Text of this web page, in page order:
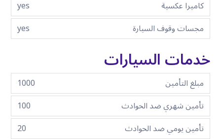
كاميرا عكسية
yes
مجسات وقوف السيارة
yes
خدمات السيارات
مبلغ التأمين
1000
تأمين شهري ضد الحوادث
100
تأمين يومي ضد الحوادث
20